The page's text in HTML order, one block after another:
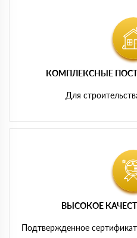
КОМПЛЕКСНЫЕ
Для
ВЫСОКОЕ
Подтвержденное